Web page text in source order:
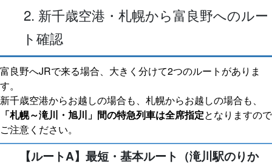
2. 新千歳空港・札幌から富良野へのルー
ト確認
富良野へJRで来る場合、大きく分けて2つのルートがありま
す。
新千歳空港からお越しの場合も、札幌からお越しの場合も、
「札幌～滝川・旭川」間の特急列車は全席指定となりますので
ご注意ください。
【ルートA】最短・基本ルート（滝川駅のりか